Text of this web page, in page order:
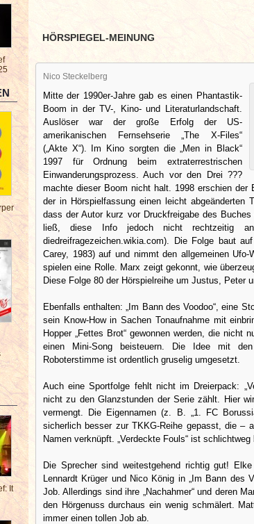
It
HÖRSPIEGEL-MEINUNG
Nico Steckelberg
Mitte der 1990er-Jahre gab es einen Phantastik-
Boom in der TV-, Kino- und Literaturlandschaft.
Auslöser war der große Erfolg der US-
amerikanischen Fernsehserie „The X-Files“
(„Akte X“). Im Kino sorgten die „Men in Black“
1997 für Ordnung beim extraterrestrischen
Einwanderungsprozess. Auch vor den Drei ???
machte dieser Boom nicht halt. 1998 erschien der
der in Hörspielfassung einen leicht abgeänderten
dass der Autor kurz vor Druckfreigabe des Buches
ließ, diese Info jedoch nicht rechtzeitig
diedreifragezeichen.wikia.com). Die Folge baut
Carey, 1983) auf und nimmt den allgemeinen
spielen eine Rolle. Marx zeigt gekonnt, wie
Diese Folge 80 der Hörspielreihe um Justus, Peter
Ebenfalls enthalten: „Im Bann des Voodoo“, eine
sein Know-How in Sachen Tonaufnahme mit
Hopper „Fettes Brot“ gewonnen werden, die nicht
einen Mini-Song beisteuern. Die Idee mit
Roboterstimme ist ordentlich gruselig umgesetzt.
Auch eine Sportfolge fehlt nicht im Dreierpack:
nicht zu den Glanzstunden der Serie zählt. Hier
vermengt. Die Eigennamen (z. B. „1. FC
sicherlich besser zur TKKG-Reihe gepasst, die –
Namen verknüpft. „Verdeckte Fouls“ ist schlichtweg
Die Sprecher sind weitestgehend richtig gut!
Lennardt Krüger und Nico König in „Im Bann des
Job. Allerdings sind ihre „Nachahmer“ und deren
den Hörgenuss durchaus ein wenig schmälert.
immer einen tollen Job ab.